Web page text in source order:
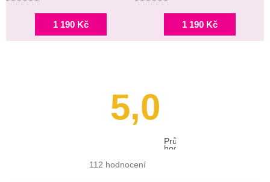
1 190 Kč 1 190 Kč
5,0
Průměrné
hodnocení
112 hodnocení